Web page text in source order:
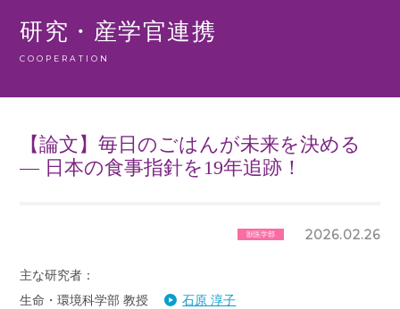
研究・産学官連携
COOPERATION
【論文】毎日のごはんが未来を決める
― 日本の食事指針を19年追跡！
獣医学部 2026.02.26
主な研究者：
生命・環境科学部 教授
石原 淳子